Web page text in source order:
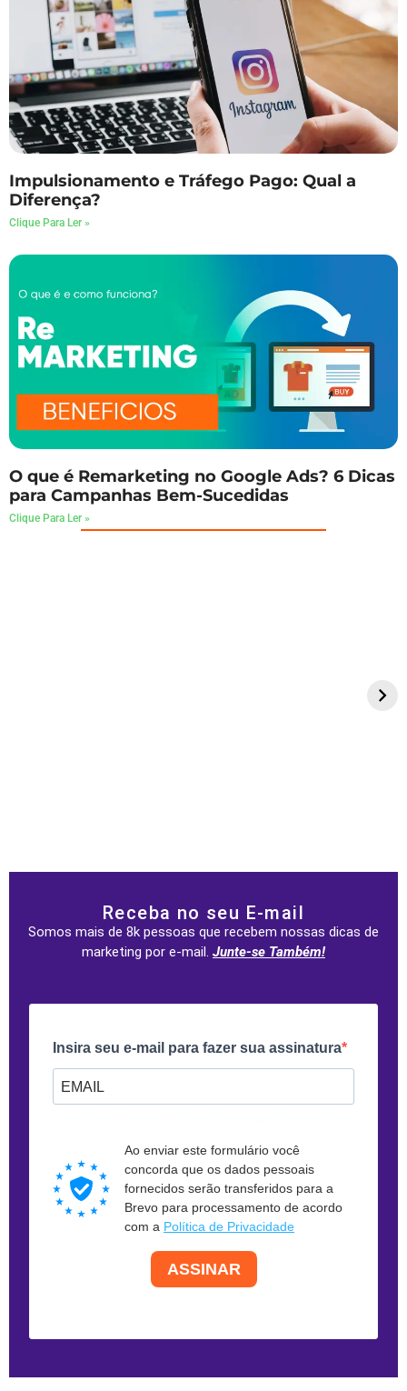
Impulsionamento e Tráfego Pago: Qual a
Diferença?
Clique Para Ler »
O que é Remarketing no Google Ads? 6 Dicas
para Campanhas Bem-Sucedidas
Clique Para Ler »
Receba no seu E-mail
Somos mais de 8k pessoas que recebem nossas dicas de
marketing por e-mail. Junte-se Também!
Insira seu e-mail para fazer sua assinatura
Ao enviar este formulário você
concorda que os dados pessoais
fornecidos serão transferidos para a
Brevo para processamento de acordo
com a Política de Privacidade
ASSINAR